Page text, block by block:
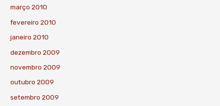
março 2010
fevereiro 2010
janeiro 2010
dezembro 2009
novembro 2009
outubro 2009
setembro 2009